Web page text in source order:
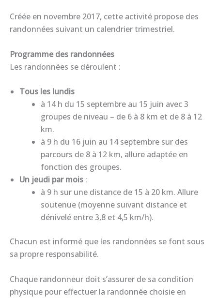
Créée en novembre 2017, cette activité propose des
randonnées suivant un calendrier trimestriel.
Programme des randonnées
Les randonnées se déroulent :
Tous les lundis
à 14 h du 15 septembre au 15 juin avec 3
groupes de niveau – de 6 à 8 km et de 8 à 12
km.
à 9 h du 16 juin au 14 septembre sur des
parcours de 8 à 12 km, allure adaptée en
fonction des groupes.
Un jeudi par mois :
à 9 h sur une distance de 15 à 20 km. Allure
soutenue (moyenne suivant distance et
dénivelé entre 3,8 et 4,5 km/h).
Chacun est informé que les randonnées se font sous
sa propre responsabilité.
Chaque randonneur doit s’assurer de sa condition
physique pour effectuer la randonnée choisie en